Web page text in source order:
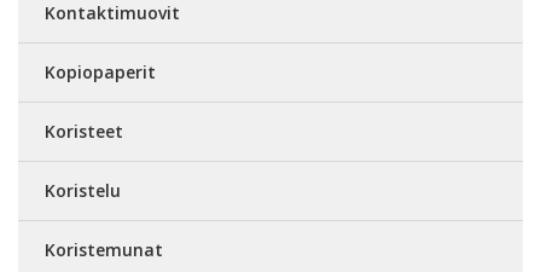
Kontaktimuovit
Kopiopaperit
Koristeet
Koristelu
Koristemunat